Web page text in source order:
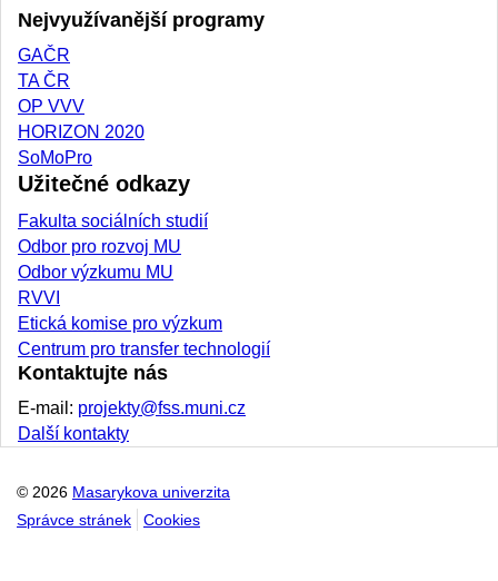
Nejvyužívanější programy
GAČR
TA ČR
OP VVV
HORIZON 2020
SoMoPro
Užitečné odkazy
Fakulta sociálních studií
Odbor pro rozvoj MU
Odbor výzkumu MU
RVVI
Etická komise pro výzkum
Centrum pro transfer technologií
Kontaktujte nás
E-mail: projekty@fss.muni.cz
Další kontakty
© 2026 Masarykova univerzita
Správce stránek
Cookies